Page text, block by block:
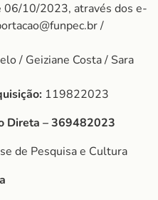
10/2023, através dos e-
/
/ Geiziane Costa / Sara
119822023
Direta – 369482023
de Pesquisa e Cultura